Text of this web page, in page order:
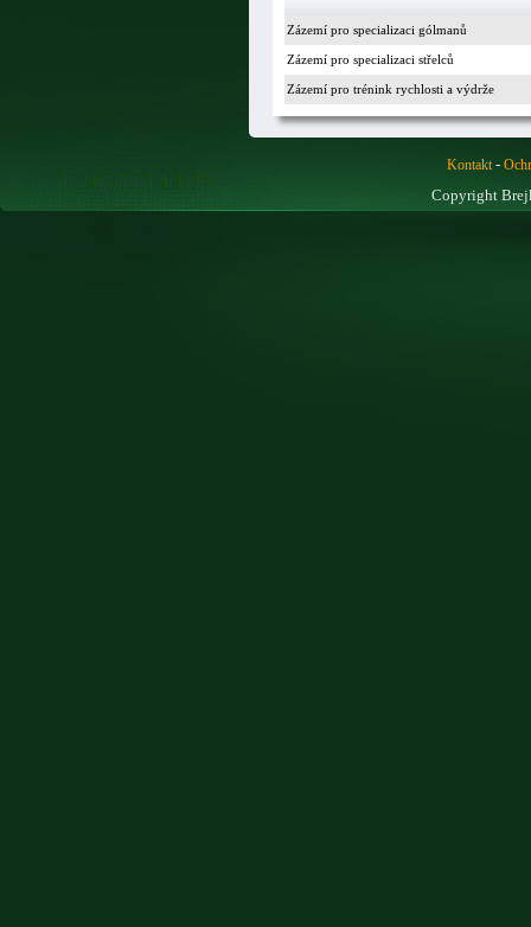
Zázemí pro specializaci gólmanů
Zázemí pro specializaci střelců
Zázemí pro trénink rychlosti a výdrže
Kontakt-
Copyright